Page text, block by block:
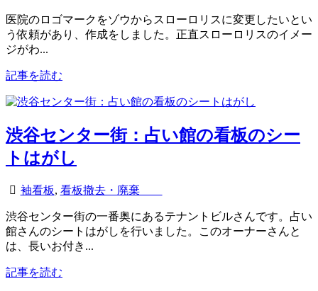
医院のロゴマークをゾウからスローロリスに変更したいとい
う依頼があり、作成をしました。正直スローロリスのイメー
ジがわ...
記事を読む
渋谷センター街：占い館の看板のシー
トはがし
袖看板, 看板撤去・廃棄
渋谷センター街の一番奥にあるテナントビルさんです。占い
館さんのシートはがしを行いました。このオーナーさんと
は、長いお付き...
記事を読む